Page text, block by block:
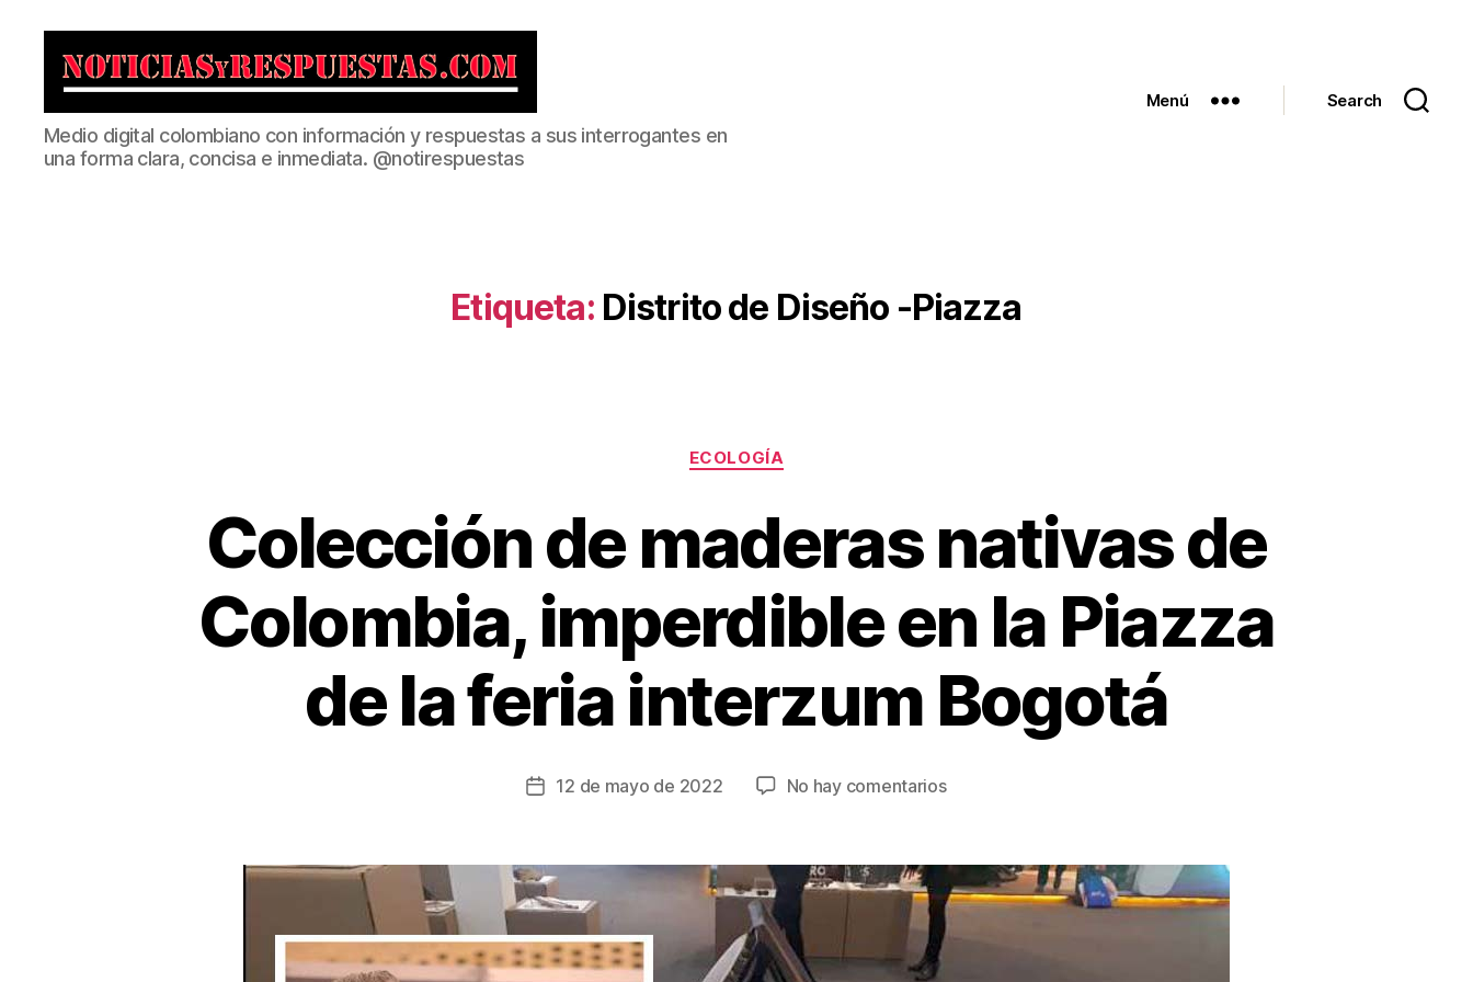
Noticias
y
Respuestas
Medio digital colombiano con información y respuestas a sus interrogantes en
una forma clara, concisa e inmediata. @notirespuestas
Menú Search
Etiqueta: Distrito de Diseño -Piazza
Categorías
ECOLOGÍA
Colección de maderas nativas de
Colombia, imperdible en la Piazza
de la feria interzum Bogotá
Fecha
entrada
12 de mayo de 2022 No hay comentariosen
maderas
nativas
de
Colombia,